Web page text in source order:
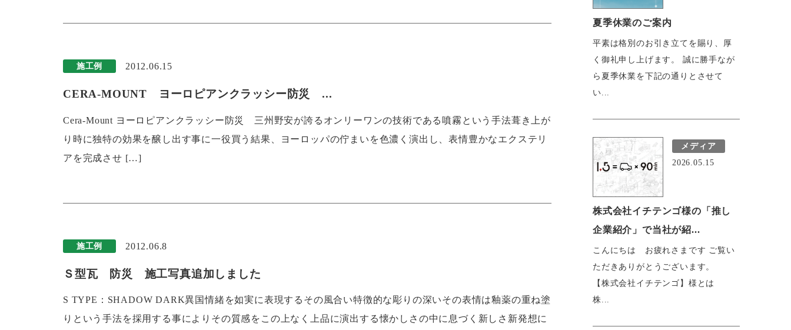
施工例 2012.06.15
CERA-MOUNT ヨーロピアンクラッシー防災 ...
Cera-Mount ヨーロピアンクラッシー防災 三州野安が誇るオンリーワンの技術である噴霧という手法葺き上が
り時に独特の効果を醸し出す事に一役買う結果、ヨーロッパの佇まいを色濃く演出し、表情豊かなエクステリ
アを完成させ […]
施工例 2012.06.8
Ｓ型瓦 防災 施工写真追加しました
S TYPE：SHADOW DARK異国情緒を如実に表現するその風合い特徴的な彫りの深いその表情は釉薬の重ね塗
りという手法を採用する事によりその質感をこの上なく上品に演出する懐かしさの中に息づく新しさ新発想に
夏季休業のご案内
平素は格別のお引き立てを賜り、厚
く御礼申し上げます。 誠に勝手なが
ら夏季休業を下記の通りとさせて
い...
メディア
2026.05.15
株式会社イチテンゴ様の「推し
企業紹介」で当社が紹...
こんにちは お疲れさまです ご覧い
ただきありがとうございます。
【株式会社イチテンゴ】様とは
株...